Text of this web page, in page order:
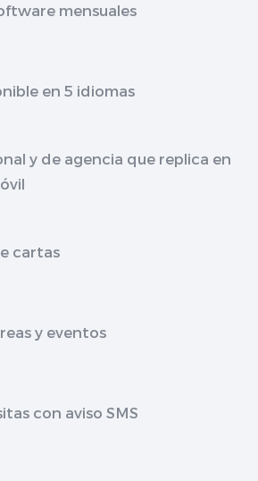
mensuales
en 5 idiomas
y de agencia que replica en
cartas
y eventos
con aviso SMS